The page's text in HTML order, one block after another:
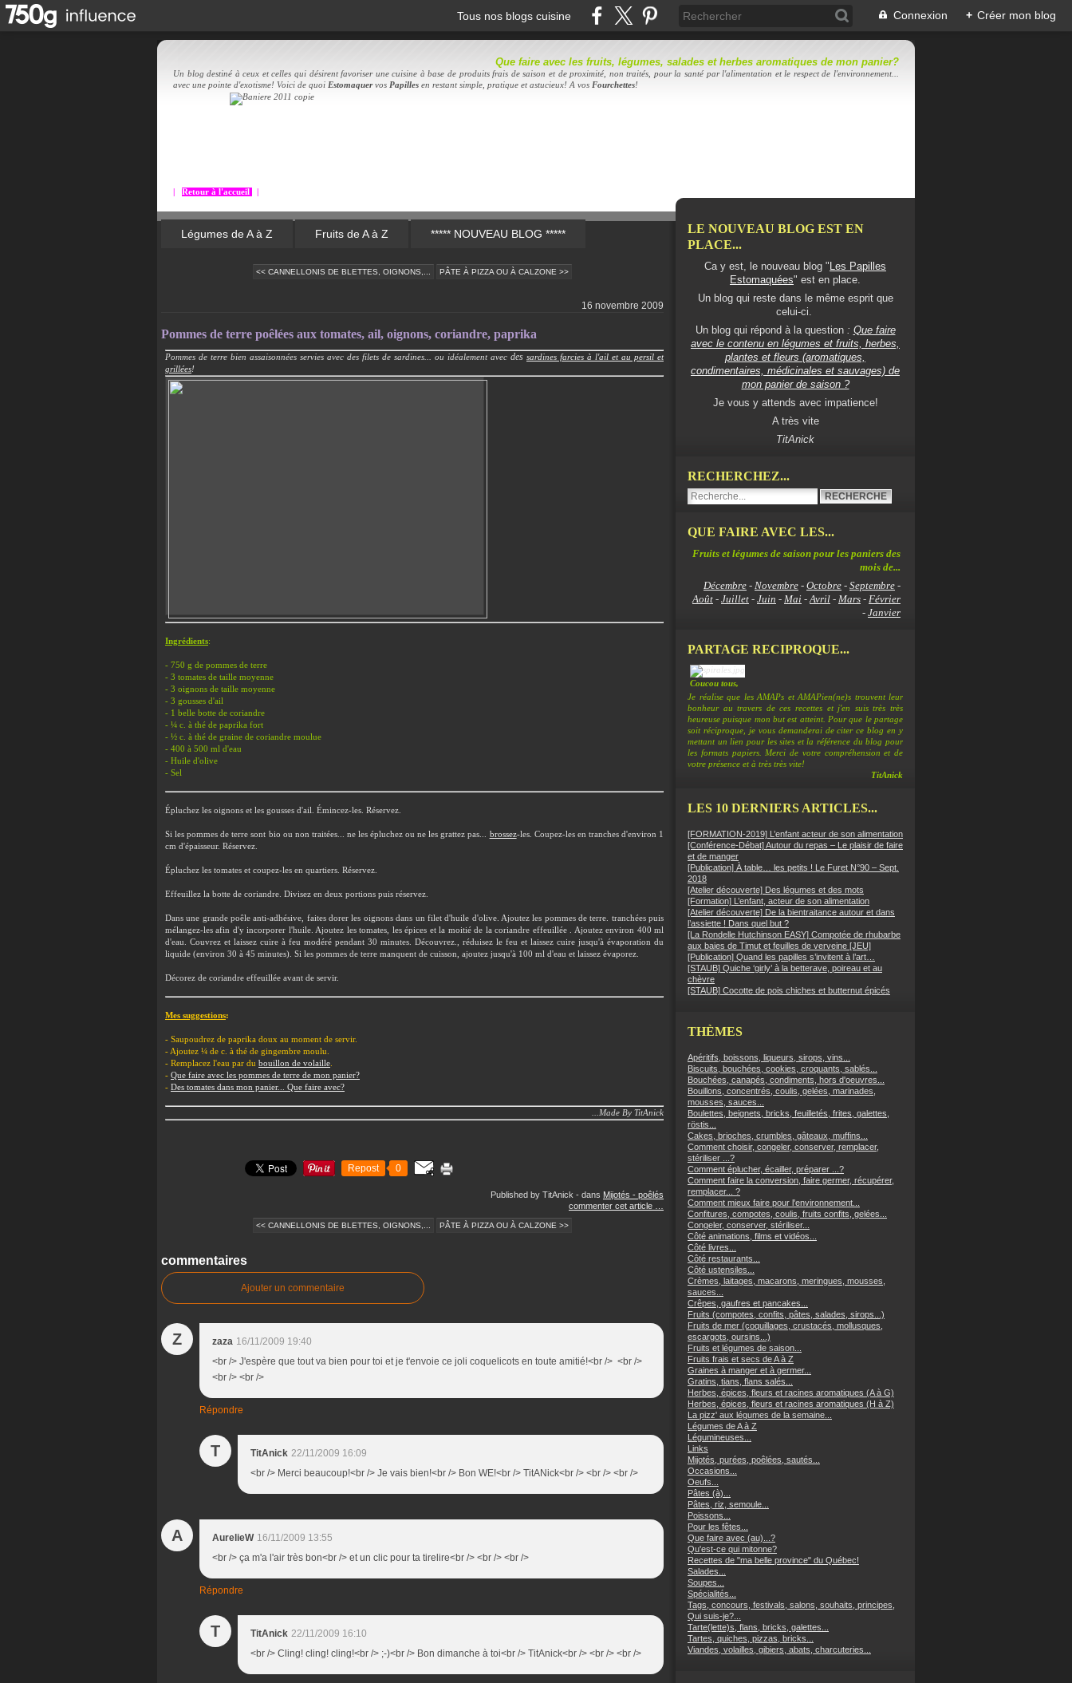
Tous nos blogs cuisine Connexion + Créer mon blog
Que faire avec les fruits, légumes, salades et herbes aromatiques de mon panier?
Un blog destiné à ceux et celles qui désirent favoriser une cuisine à base de produits frais de saison et de proximité, non traités, pour la santé par l'alimentation et le respect de l'environnement...
avec une pointe d'exotisme! Voici de quoi Estomaquervos Papilles en restant simple, pratique et astucieux! A vos Fourchettes!
Retour à l'accueil
Légumes de A à Z Fruits de A à Z ***** NOUVEAU BLOG *****
<< CANNELLONIS DE BLETTES, OIGNONS,... PÂTE À PIZZA OU À CALZONE >>
16 novembre 2009
Pommes de terre poêlées aux tomates, ail, oignons, coriandre, paprika
Pommes de terre bien assaisonnées servies avec des filets de sardines... ou idéalement avec des sardines farcies à l'ail et au persil et
grillées!
Ingrédients:
- 750 g de pommes de terre
- 3 tomates de taille moyenne
- 3 oignons de taille moyenne
- 3 gousses d'ail
- 1 belle botte de coriandre
- ¼ c. à thé de paprika fort
- ½ c. à thé de graine de coriandre moulue
- 400 à 500 ml d'eau
- Huile d'olive
- Sel
Épluchez les oignons et les gousses d'ail. Émincez-les. Réservez.
Si les pommes de terre sont bio ou non traitées... ne les épluchez ou ne les grattez pas... brossez-les. Coupez-les en tranches d'environ 1
cm d'épaisseur. Réservez.
Épluchez les tomates et coupez-les en quartiers. Réservez.
Effeuillez la botte de coriandre. Divisez en deux portions puis réservez.
Dans une grande poêle anti-adhésive, faites dorer les oignons dans un filet d'huile d'olive. Ajoutez les pommes de terre. tranchées puis
mélangez-les afin d'y incorporer l'huile. Ajoutez les tomates, les épices et la moitié de la coriandre effeuillée . Ajoutez environ 400 ml
d'eau. Couvrez et laissez cuire à feu modéré pendant 30 minutes. Découvrez., réduisez le feu et laissez cuire jusqu'à évaporation du
liquide (environ 30 à 45 minutes). Si les pommes de terre manquent de cuisson, ajoutez jusqu'à 100 ml d'eau et laissez évaporez.
Décorez de coriandre effeuillée avant de servir.
Mes suggestions:
- Saupoudrez de paprika doux au moment de servir.
- Ajoutez ¼ de c. à thé de gingembre moulu.
- Remplacez l'eau par du bouillon de volaille
- Que faire avec les pommes de terre de mon panier?
- Des tomates dans mon panier... Que faire avec?
...Made By TitAnick
Repost 0
Published by TitAnick - dans Mijotés - poêlés
commenter cet article
<< CANNELLONIS DE BLETTES, OIGNONS,... PÂTE À PIZZA OU À CALZONE >>
commentaires
Ajouter un commentaire
Z zaza 16/11/2009 19:40
<br /> J'espère que tout va bien pour toi et je t'envoie ce joli coquelicots en toute amitié!<br /> <br />
<br /> <br />
Répondre
T TitAnick 22/11/2009 16:09
<br /> Merci beaucoup!<br /> Je vais bien!<br /> Bon WE!<br /> TitANick<br /> <br /> <br />
A AurelieW 16/11/2009 13:55
<br /> ça m'a l'air très bon<br /> et un clic pour ta tirelire<br /> <br /> <br />
Répondre
T TitAnick 22/11/2009 16:10
<br /> Cling! cling! cling!<br /> ;-)<br /> Bon dimanche à toi<br /> TitAnick<br /> <br /> <br />
LE NOUVEAU BLOG EST EN
PLACE...
Ca y est, le nouveau blog " Les Papilles
Estomaquées" est en place.
Un blog qui reste dans le même esprit que
celui-ci.
Un blog qui répond à la question : Que faire
avec le contenu en légumes et fruits, herbes,
plantes et fleurs (aromatiques,
condimentaires, médicinales et sauvages) de
mon panier de saison ?
Je vous y attends avec impatience!
A très vite
TitAnick
RECHERCHEZ...
QUE FAIRE AVEC LES...
Fruits et légumes de saison pour les paniers des
mois de...
Décembre - Novembre - Octobre - Septembre -
Août - Juillet - Juin - Mai -Avril - Mars - Février
- Janvier
PARTAGE RECIPROQUE...
Coucou tous,
Je réalise que les AMAPs et AMAPien(ne)s trouvent leur
bonheur au travers de ces recettes et j'en suis très très
heureuse puisque mon but est atteint. Pour que le partage
soit réciproque, je vous demanderai de citer ce blog en y
mettant un lien pour les sites et la référence du blog pour
les formats papiers. Merci de votre compréhension et de
votre présence et à très très vite!
TitAnick
LES 10 DERNIERS ARTICLES...
[FORMATION-2019] L’enfant acteur de son alimentation
[Conférence-Débat] Autour du repas – Le plaisir de faire
et de manger
[Publication] À table… les petits ! Le Furet N°90 – Sept.
2018
[Atelier découverte] Des légumes et des mots
[Formation] L’enfant, acteur de son alimentation
[Atelier découverte] De la bientraitance autour et dans
l’assiette ! Dans quel but ?
[La Rondelle Hutchinson EASY] Compotée de rhubarbe
aux baies de Timut et feuilles de verveine [JEU]
[Publication] Quand les papilles s’invitent à l’art…
[STAUB] Quiche ‘girly’ à la betterave, poireau et au
chèvre
[STAUB] Cocotte de pois chiches et butternut épicés
THÈMES
Apéritifs, boissons, liqueurs, sirops, vins...
Biscuits, bouchées, cookies, croquants, sablés...
Bouchées, canapés, condiments, hors d'oeuvres...
Bouillons, concentrés, coulis, gelées, marinades,
mousses, sauces...
Boulettes, beignets, bricks, feuilletés, frites, galettes,
röstis...
Cakes, brioches, crumbles, gâteaux, muffins...
Comment choisir, congeler, conserver, remplacer,
stériliser ...?
Comment éplucher, écailler, préparer ...?
Comment faire la conversion, faire germer, récupérer,
remplacer... ?
Comment mieux faire pour l'environnement...
Confitures, compotes, coulis, fruits confits, gelées...
Congeler, conserver, stériliser...
Côté animations, films et vidéos...
Côté livres...
Côté restaurants...
Côté ustensiles...
Crèmes, laitages, macarons, meringues, mousses,
sauces...
Crêpes, gaufres et pancakes...
Fruits (compotes, confits, pâtes, salades, sirops...)
Fruits de mer (coquillages, crustacés, mollusques,
escargots, oursins...)
Fruits et légumes de saison...
Fruits frais et secs de A à Z
Graines à manger et à germer...
Gratins, tians, flans salés...
Herbes, épices, fleurs et racines aromatiques (A à G)
Herbes, épices, fleurs et racines aromatiques (H à Z)
La pizz' aux légumes de la semaine...
Légumes de A à Z
Légumineuses...
Links
Mijotés, purées, poêlées, sautés...
Occasions...
Oeufs...
Pâtes (à)...
Pâtes, riz, semoule...
Poissons...
Pour les fêtes...
Que faire avec (au)...?
Qu'est-ce qui mitonne?
Recettes de "ma belle province" du Québec!
Salades...
Soupes...
Spécialités...
Tags, concours, festivals, salons, souhaits, principes,
Qui suis-je?...
Tarte(lette)s, flans, bricks, galettes...
Tartes, quiches, pizzas, bricks...
Viandes, volailles, gibiers, abats, charcuteries...